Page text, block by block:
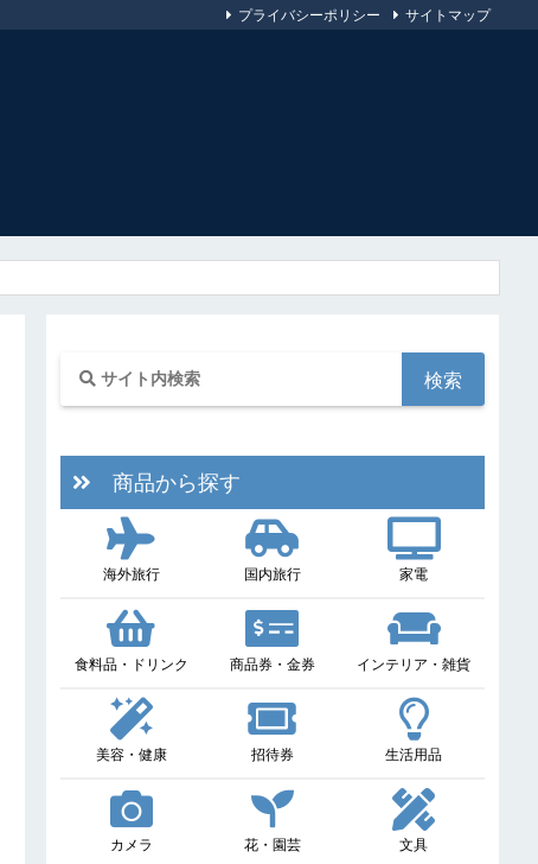
プライバシーポリシー サイトマップ
商品から探す
海外旅行 国内旅行 家電
食料品・ドリンク 商品券・金券 インテリア・雑貨
美容・健康 招待券 生活用品
カメラ 花・園芸 文具